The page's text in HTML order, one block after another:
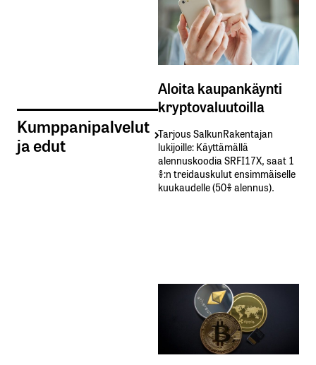
Kumppanipalvelut
ja edut
Aloita kaupankäynti
kryptovaluutoilla
Tarjous SalkunRakentajan
lukijoille: Käyttämällä​ ​
alennuskoodia​ ​SRFI17X,​ ​saat​ ​1
%:n treidauskulut​ ​ensimmäiselle​ ​
kuukaudelle​ ​(50%​ ​alennus).